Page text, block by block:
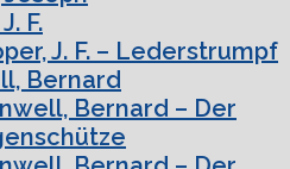
F.
J. F. – Lederstrumpf
Bernard
Bernard – Der